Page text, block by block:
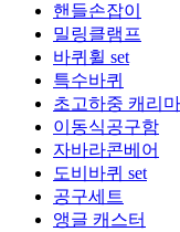
핸들손잡이
밀링클램프
바퀴휠 set
특수바퀴
초고하중 캐리
이동식공구함
자바라콘베어
도비바퀴 set
공구세트
앵글 캐스터